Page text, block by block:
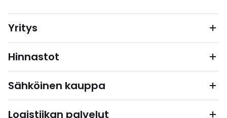
Yritys
Hinnastot
Sähköinen kauppa
Logistiikan palvelut